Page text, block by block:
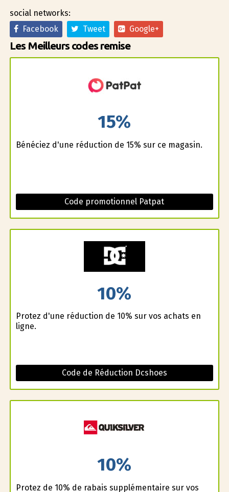
social networks:
Facebook
Tweet Google+
Les Meilleurs codes remise
15%
Bénéficiez d'une réduction de 15% sur ce magasin.
Code promotionnel Patpat
10%
Profitez d'une réduction de 10% sur vos achats en
ligne.
Code de Réduction Dcshoes
10%
Profitez de 10% de rabais supplémentaire sur vos